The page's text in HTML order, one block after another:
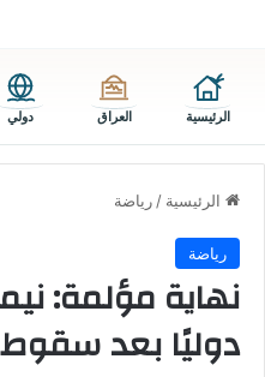
الرئيسية العراق دولي
الرئيسية / رياضة
رياضة
نهاية مؤلمة:
دوليًا بعد سقوط